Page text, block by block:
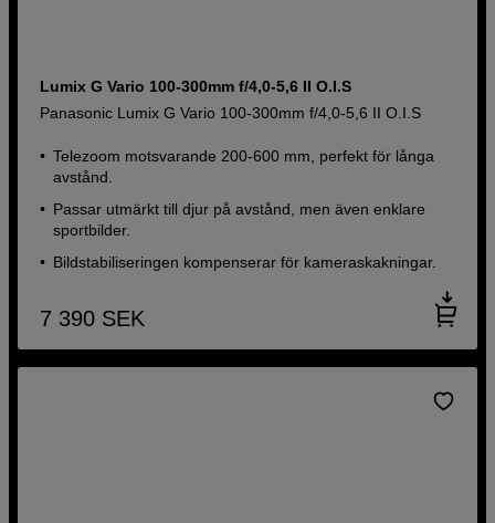
Lumix G Vario 100-300mm f/4,0-5,6 II O.I.S
Panasonic Lumix G Vario 100-300mm f/4,0-5,6 II O.I.S
Telezoom motsvarande 200-600 mm, perfekt för långa
avstånd.
Passar utmärkt till djur på avstånd, men även enklare
sportbilder.
Bildstabiliseringen kompenserar för kameraskakningar.
7 390 SEK